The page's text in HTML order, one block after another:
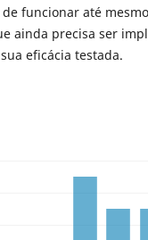
funcionar até
ainda precisa ser
eficácia testada.